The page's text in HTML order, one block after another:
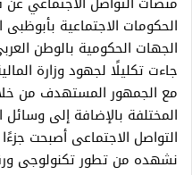
الحكومات الاجتماعية
الجهات الحكومية بالوطن
جاءت تكليلًا لجهود وزارة
مع الجمهور المستهدف من
المختلفة بالإضافة إلى وسائل
التواصل الاجتماعى أصبحت
نشهده من تطور تكنولوجى